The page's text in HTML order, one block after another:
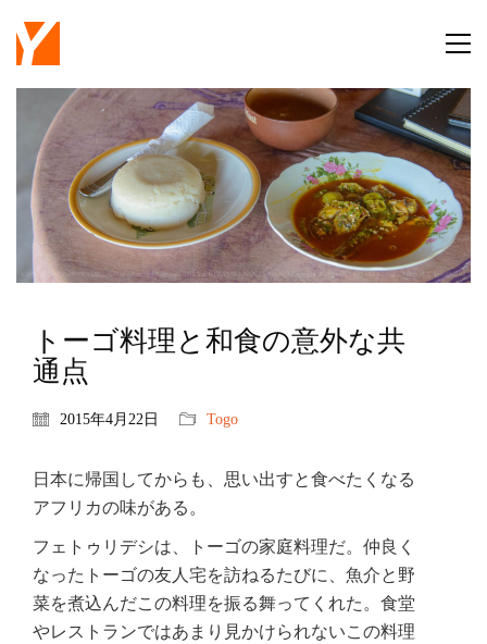
トーゴ料理と和食の意外な共
通点
2015年4月22日 Togo
日本に帰国してからも、思い出すと食べたくなる
アフリカの味がある。
フェトゥリデシは、トーゴの家庭料理だ。仲良く
なったトーゴの友人宅を訪ねるたびに、魚介と野
菜を煮込んだこの料理を振る舞ってくれた。食堂
やレストランではあまり見かけられないこの料理